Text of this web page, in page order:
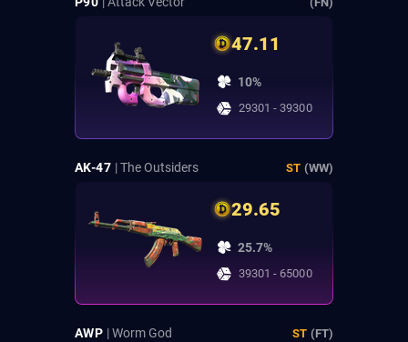
47.11
10%
29301 - 39300
AK-47 | The Outsiders ST (WW)
29.65
25.7%
39301 - 65000
AWP | Worm God ST (FT)